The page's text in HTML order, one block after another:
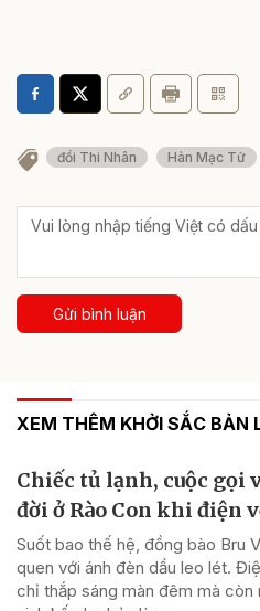
đồi Thi Nhân Hàn Mạc Tử
Gửi bình luận
XEM THÊM KHỞI SẮC BẢN
Chiếc tủ lạnh, cuộc gọi
đời ở Rào Con khi điện
Suốt bao thế hệ, đồng bào Bru
quen với ánh đèn dầu leo lét.
chỉ thắp sáng màn đêm mà